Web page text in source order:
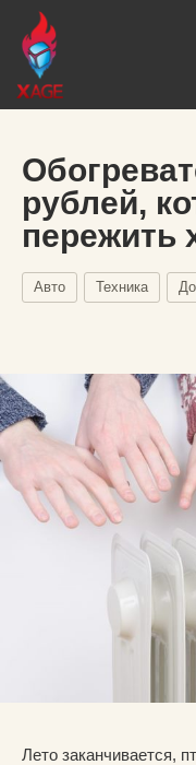
рублей,
пережить
Авто Техника
Лето заканчивается,